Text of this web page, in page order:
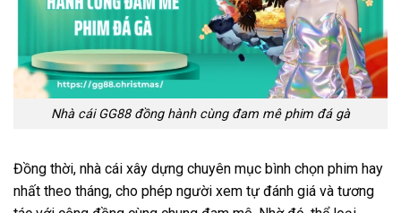
Nhà cái GG88 đồng hành cùng đam mê phim đá gà
Đồng thời, nhà cái xây dựng chuyên mục bình chọn phim hay
nhất theo tháng, cho phép người xem tự đánh giá và tương